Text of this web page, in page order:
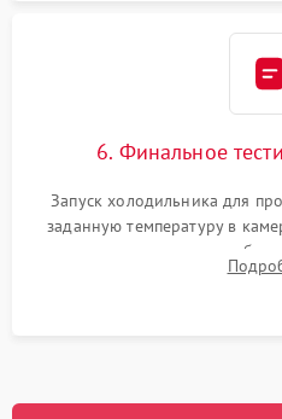
6. Финальное
Запуск холодильника для
заданную температуру в
компрессора, отсутствия
срабатывания системы